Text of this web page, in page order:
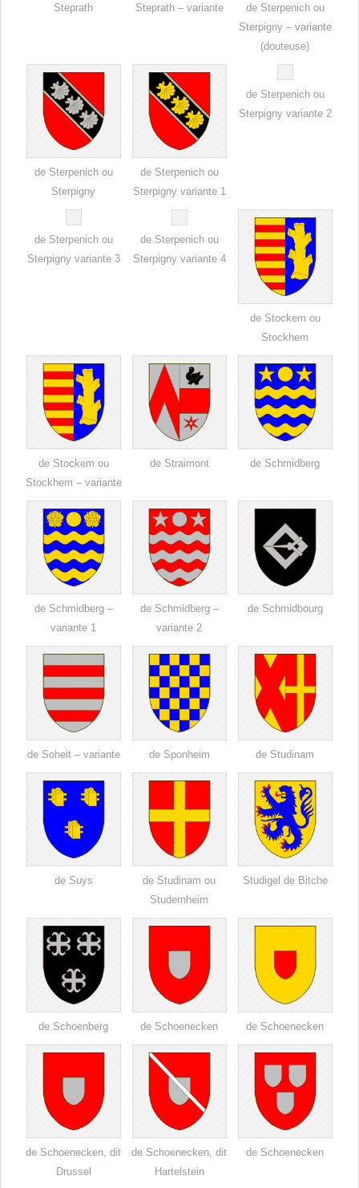
Steprath Steprath – variante
de Sterpenich ou
Sterpigny – variante
(douteuse)
de Sterpenich ou
Sterpigny
de Sterpenich ou
Sterpigny variante 1
de Sterpenich ou
Sterpigny variante 2
de Sterpenich ou
Sterpigny variante 3
de Sterpenich ou
Sterpigny variante 4
de Stockem ou
Stockhem
de Stockem ou
Stockhem – variante
de Straimont de Schmidberg
de Schmidberg –
variante 1
de Schmidberg –
variante 2
de Schmidbourg
de Soheit – variante de Sponheim de Studinam
de Suys
de Studinam ou
Studernheim
Studigel de Bitche
de Schoenberg de Schoenecken de Schoenecken
de Schoenecken, dit
Drussel
de Schoenecken, dit
Hartelstein
de Schoenecken